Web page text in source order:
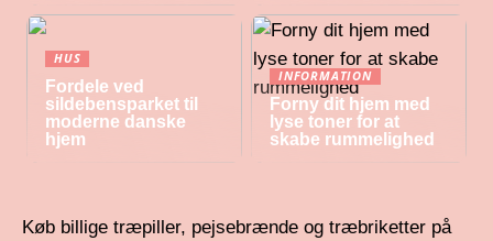
HUS
Fordele ved
sildebensparket til
moderne danske
hjem
INFORMATION
Forny dit hjem med
lyse toner for at
skabe rummelighed
Køb billige træpiller, pejsebrænde og træbriketter på